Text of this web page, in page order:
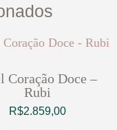
Coração Doce –
Rubi
R$2.859,00